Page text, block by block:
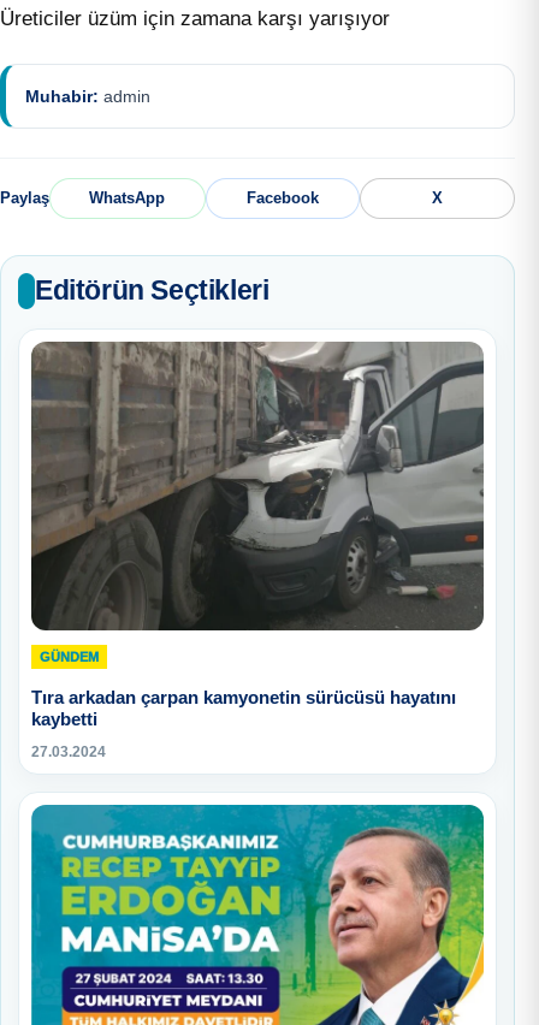
Üreticiler üzüm için zamana karşı yarışıyor
Muhabir: admin
Paylaş WhatsApp Facebook X
Editörün Seçtikleri
GÜNDEM
Tıra arkadan çarpan kamyonetin sürücüsü hayatını
kaybetti
27.03.2024